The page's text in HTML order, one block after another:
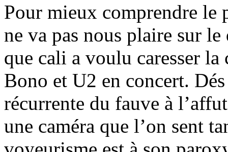
Pour mieux comprendre le
ne va pas nous plaire sur
que cali a voulu caresser
Bono et U2 en concert.
récurrente du fauve à
une caméra que l’on sent